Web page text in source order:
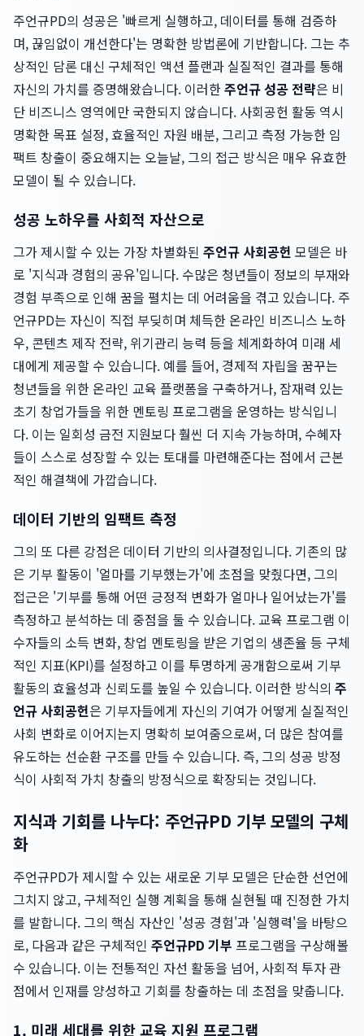
주언규PD의 성공은 '빠르게 실행하고, 데이터를 통해 검증하
며, 끊임없이 개선한다'는 명확한 방법론에 기반합니다. 그는 추
상적인 담론 대신 구체적인 액션 플랜과 실질적인 결과를 통해
자신의 가치를 증명해왔습니다. 이러한주언규 성공 전략은 비
단 비즈니스 영역에만 국한되지 않습니다. 사회공헌 활동 역시
명확한 목표 설정, 효율적인 자원 배분, 그리고 측정 가능한 임
팩트 창출이 중요해지는 오늘날, 그의 접근 방식은 매우 유효한
모델이 될 수 있습니다.
성공 노하우를 사회적 자산으로
그가 제시할 수 있는 가장 차별화된 주언규 사회공헌 모델은 바
로 '지식과 경험의 공유'입니다. 수많은 청년들이 정보의 부재와
경험 부족으로 인해 꿈을 펼치는 데 어려움을 겪고 있습니다. 주
언규PD는 자신이 직접 부딪히며 체득한 온라인 비즈니스 노하
우, 콘텐츠 제작 전략, 위기관리 능력 등을 체계화하여 미래 세
대에게 제공할 수 있습니다. 예를 들어, 경제적 자립을 꿈꾸는
청년들을 위한 온라인 교육 플랫폼을 구축하거나, 잠재력 있는
초기 창업가들을 위한 멘토링 프로그램을 운영하는 방식입니
다. 이는 일회성 금전 지원보다 훨씬 더 지속 가능하며, 수혜자
들이 스스로 성장할 수 있는 토대를 마련해준다는 점에서 근본
적인 해결책에 가깝습니다.
데이터 기반의 임팩트 측정
그의 또 다른 강점은 데이터 기반의 의사결정입니다. 기존의 많
은 기부 활동이 '얼마를 기부했는가'에 초점을 맞췄다면, 그의
접근은 '기부를 통해 어떤 긍정적 변화가 얼마나 일어났는가'를
측정하고 분석하는 데 중점을 둘 수 있습니다. 교육 프로그램 이
수자들의 소득 변화, 창업 멘토링을 받은 기업의 생존율 등 구체
적인 지표(KPI)를 설정하고 이를 투명하게 공개함으로써 기부
활동의 효율성과 신뢰도를 높일 수 있습니다. 이러한 방식의 주
언규 사회공헌은 기부자들에게 자신의 기여가 어떻게 실질적인
사회 변화로 이어지는지 명확히 보여줌으로써, 더 많은 참여를
유도하는 선순환 구조를 만들 수 있습니다. 즉, 그의 성공 방정
식이 사회적 가치 창출의 방정식으로 확장되는 것입니다.
지식과 기회를 나누다: 주언규PD 기부 모델의 구체
화
주언규PD가 제시할 수 있는 새로운 기부 모델은 단순한 선언에
그치지 않고, 구체적인 실행 계획을 통해 실현될 때 진정한 가치
를 발합니다. 그의 핵심 자산인 '성공 경험'과 '실행력'을 바탕으
로, 다음과 같은 구체적인 주언규PD 기부 프로그램을 구상해볼
수 있습니다. 이는 전통적인 자선 활동을 넘어, 사회적 투자 관
점에서 인재를 양성하고 기회를 창출하는 데 초점을 맞춥니다.
1. 미래 세대를 위한 교육 지원 프로그램